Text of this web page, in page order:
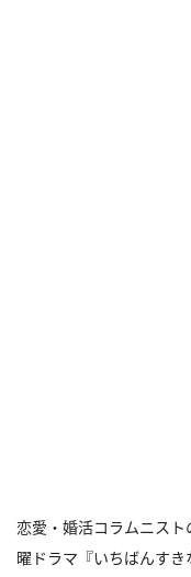
恋愛・婚活コラムニス
曜ドラマ『いちばんす